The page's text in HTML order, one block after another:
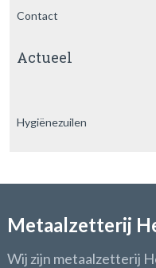
Contact
Actueel
Hygiënezuilen
Metaalzetterij
Wij zijn metaalzetterij